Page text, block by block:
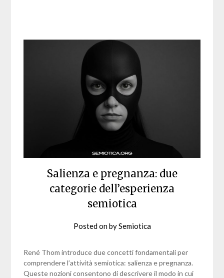
Salienza e pregnanza: due
categorie dell’esperienza
semiotica
Posted onbySemiotica
René Thom introduce due concetti fondamentali per
comprendere l’attività semiotica: salienza e pregnanza.
Queste nozioni consentono di descrivere il modo in cui